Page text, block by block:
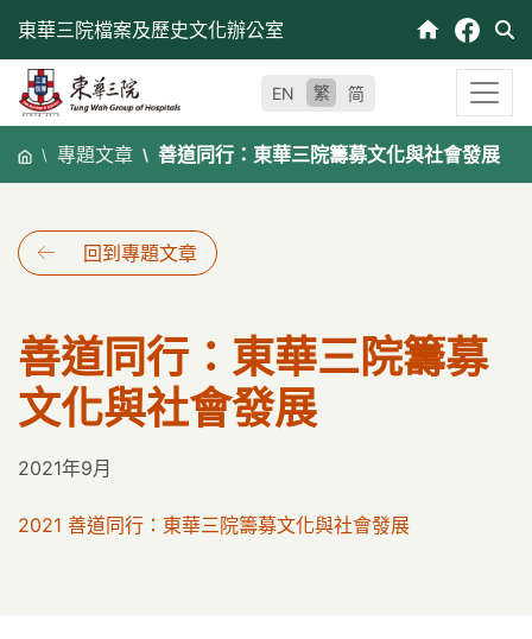
東華三院檔案及歷史文化辦公室
EN 繁 简
專題文章 善道同行：東華三院籌募文化與社會發展
回到專題文章
善道同行：東華三院籌募
文化與社會發展
2021年9月
2021 善道同行：東華三院籌募文化與社會發展